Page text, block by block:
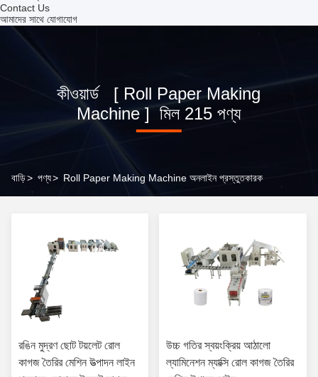
Contact Us
আমাদের সাথে যোগাযোগ
কীওয়ার্ড [ Roll Paper Making
Machine ] মিল 215 পণ্য
বাড়ি> পণ্য> Roll Paper Making Machine অনলাইন প্রস্তুতকারক
রঙিন মুদ্রণ ছোট টয়লেট রোল
কাগজ তৈরির মেশিন উত্পাদন লাইন
উচ্চ গতির স্বয়ংক্রিয় আঠালো
ল্যামিনেশন ম্যাক্সি রোল কাগজ তৈরির